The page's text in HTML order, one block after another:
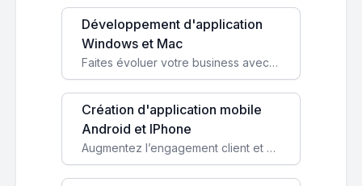
Développement d'application
Windows et Mac
Faites évoluer votre business avec des solutions logicielles personnalisées, parfaitement adaptées à vos besoins spécifiques.
Création d'application mobile
Android et IPhone
Augmentez l’engagement client et simplifiez vos processus avec une application mobile sur mesure, disponible sur iOS et Android.